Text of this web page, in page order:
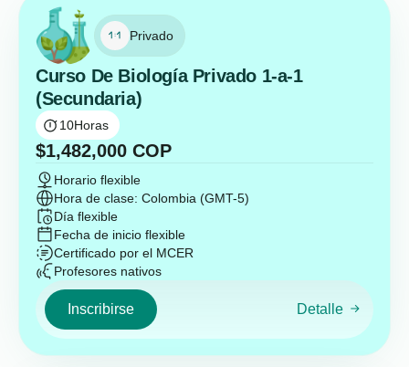
Privado
Curso De Biología Privado 1-a-1
(Secundaria)
10Horas
$1,482,000 COP
Horario flexible
Hora de clase: Colombia (GMT-5)
Día flexible
Fecha de inicio flexible
Certificado por el MCER
Profesores nativos
Inscribirse Detalle